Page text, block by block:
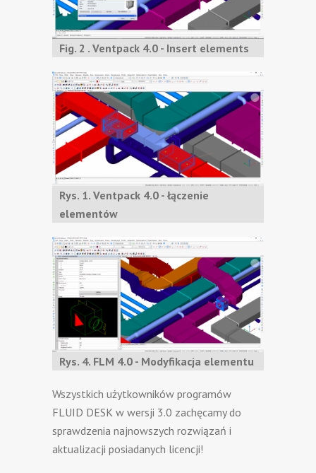
Fig. 2 . Ventpack 4.0 - Insert elements
Rys. 1. Ventpack 4.0 - łączenie
elementów
Rys. 4. FLM 4.0 - Modyfikacja elementu
Wszystkich użytkowników programów
FLUID DESK w wersji 3.0 zachęcamy do
sprawdzenia najnowszych rozwiązań i
aktualizacji posiadanych licencji!